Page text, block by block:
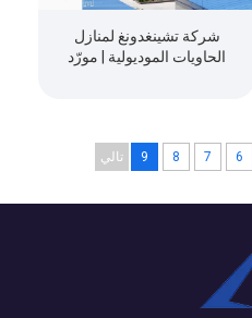
شركة تشينغدونغ لمنازل
الحاويات الموديولية | مورّد
6
7
8
9 تالي